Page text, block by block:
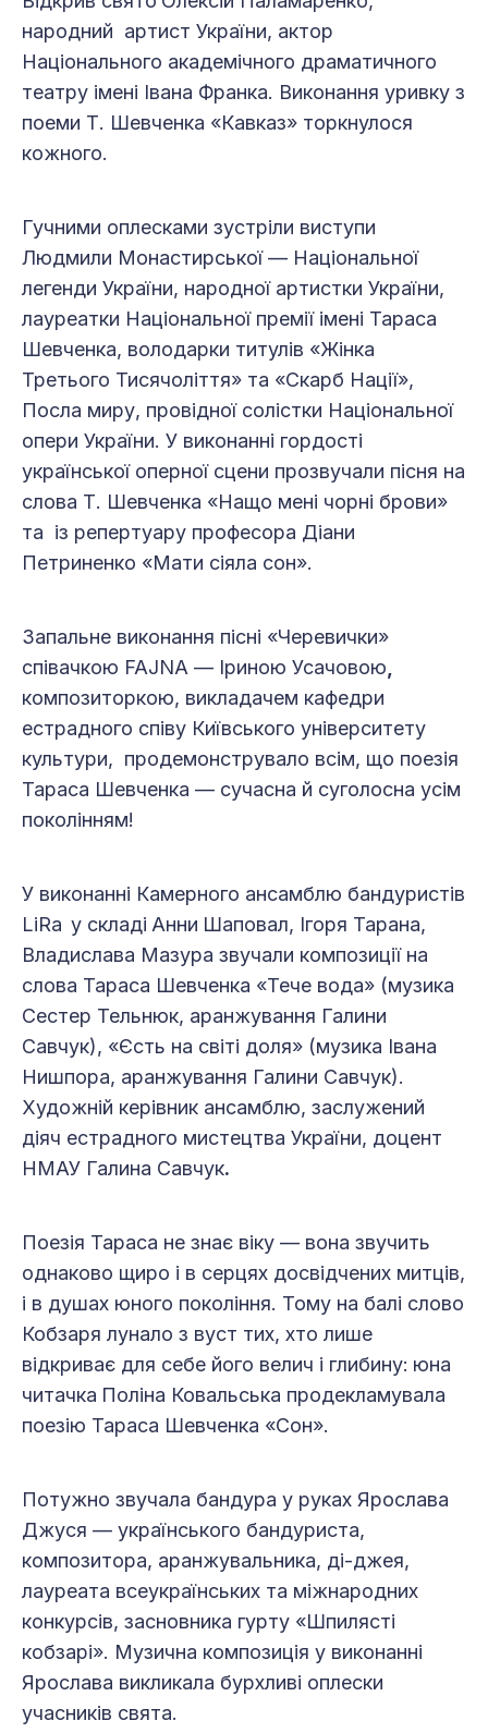
народний артист України, актор
Національного академічного драматичного
театру імені Івана Франка. Виконання уривку з
поеми Т. Шевченка «Кавказ» торкнулося
кожного.
Гучними оплесками зустріли виступи
Людмили Монастирської — Національної
легенди України, народної артистки України,
лауреатки Національної премії імені Тараса
Шевченка, володарки титулів «Жінка
Третього Тисячоліття» та «Скарб Нації»,
Посла миру, провідної солістки Національної
опери України. У виконанні гордості
української оперної сцени прозвучали пісня на
слова Т. Шевченка «Нащо мені чорні брови»
та із репертуару професора Діани
Петриненко «Мати сіяла сон».
Запальне виконання пісні «Черевички»
співачкою FAJNA — Іриною Усачовою
композиторкою, викладачем кафедри
естрадного співу Київського університету
культури, продемонструвало всім, що поезія
Тараса Шевченка — сучасна й суголосна усім
поколінням!
У виконанні Камерного ансамблю бандуристів
LiRa у складі Анни Шаповал, Ігоря Тарана,
Владислава Мазура звучали композиції на
слова Тараса Шевченка «Тече вода» (музика
Сестер Тельнюк, аранжування Галини
Савчук), «Єсть на світі доля» (музика Івана
Нишпора, аранжування Галини Савчук).
Художній керівник ансамблю, заслужений
діяч естрадного мистецтва України, доцент
НМАУ Галина Савчук.
Поезія Тараса не знає віку — вона звучить
однаково щиро і в серцях досвідчених митців,
і в душах юного покоління. Тому на балі слово
Кобзаря лунало з вуст тих, хто лише
відкриває для себе його велич і глибину: юна
читачка Поліна Ковальська продекламувала
поезію Тараса Шевченка «Сон».
Потужно звучала бандура у руках Ярослава
Джуся — українського бандуриста,
композитора, аранжувальника, ді-джея,
лауреата всеукраїнських та міжнародних
конкурсів, засновника гурту «Шпилясті
кобзарі». Музична композиція у виконанні
Ярослава викликала бурхливі оплески
учасників свята.